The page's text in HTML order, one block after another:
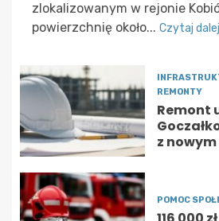
zlokalizowanym w rejonie
powierzchnię około... Czytaj dalej
REMONTY
Remont
z
POMOC